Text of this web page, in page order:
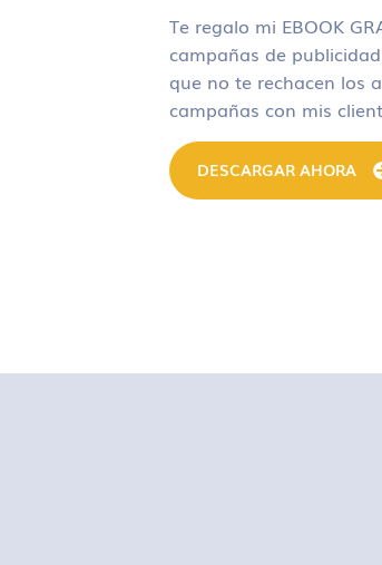
Te regalo mi EBOOK
campañas de
que no te rechacen los
campañas con mis
DESCARGAR AHORA